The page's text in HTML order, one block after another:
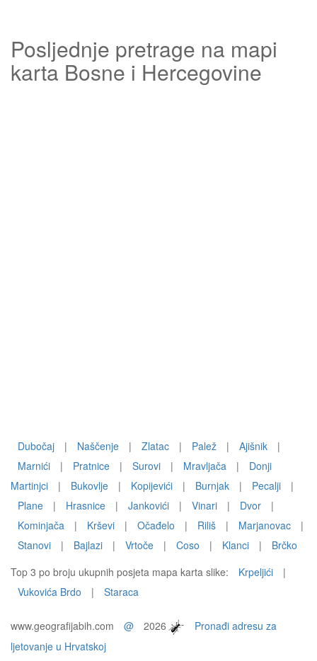
Posljednje pretrage na mapi
karta Bosne i Hercegovine
Dubočaj | Naščenje | Zlatac | Palež | Ajišnik
|
Marnići
| Pratnice | Surovi | Mravljača |
Donji
Martinjci
| Bukovlje | Kopijevići | Burnjak | Pecalji
|
Plane
| Hrasnice | Jankovići | Vinari | Dvor
|
Kominjača
| Krševi | Očađelo | Riliš | Marjanovac
|
Stanovi
| Bajlazi | Vrtoče | Coso | Klanci |
Brčko
Top 3 po broju ukupnih posjeta mapa karta slike:
Krpeljići
|
Vukovića Brdo
| Staraca
www.geografijabih.com @ 2026
Pronađi adresu za
ljetovanje u Hrvatskoj